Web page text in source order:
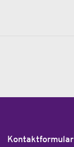
Kontaktformular